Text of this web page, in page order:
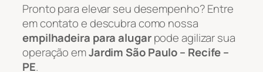
Pronto para elevar seu desempenho? Entre
em contato e descubra como nossa
empilhadeira para alugarpode agilizar sua
operação emJardim São Paulo – Recife –
PE.